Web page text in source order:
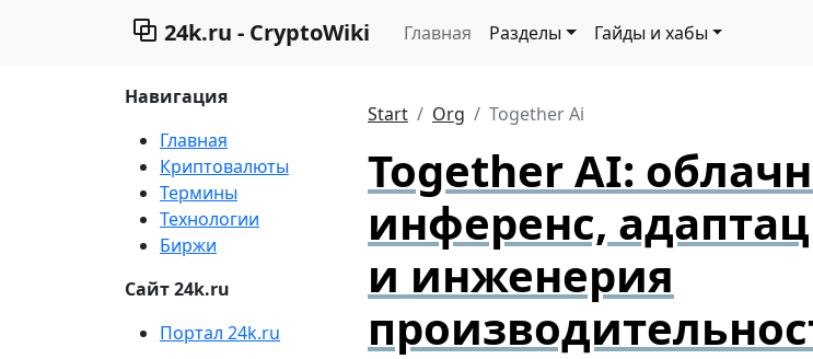
24k.ru - CryptoWiki Главная Разделы Гайды и хабы
Навигация
Главная
Криптовалюты
Термины
Технологии
Биржи
Сайт 24k.ru
Портал 24k.ru
Start Org Together Ai
Together AI:
инференс,
и инженерия